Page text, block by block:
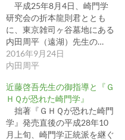
平成25年8月4日、崎門学
研究会の折本龍則君ととも
に、東京雑司ヶ谷墓地にある
内田周平（遠湖）先生の…
2016年9月24日
内田周平
近藤啓吾先生の御指導と『Ｇ
ＨＱが恐れた崎門学』
拙著『ＧＨＱが恐れた崎門
学』発売直後の平成28年10
月上旬、崎門学正統派を継ぐ